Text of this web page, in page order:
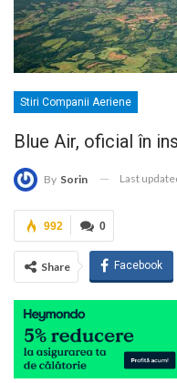
Stiri Companii Aeriene
Blue Air, oficial în
By Sorin Last
0
992
Share Facebook